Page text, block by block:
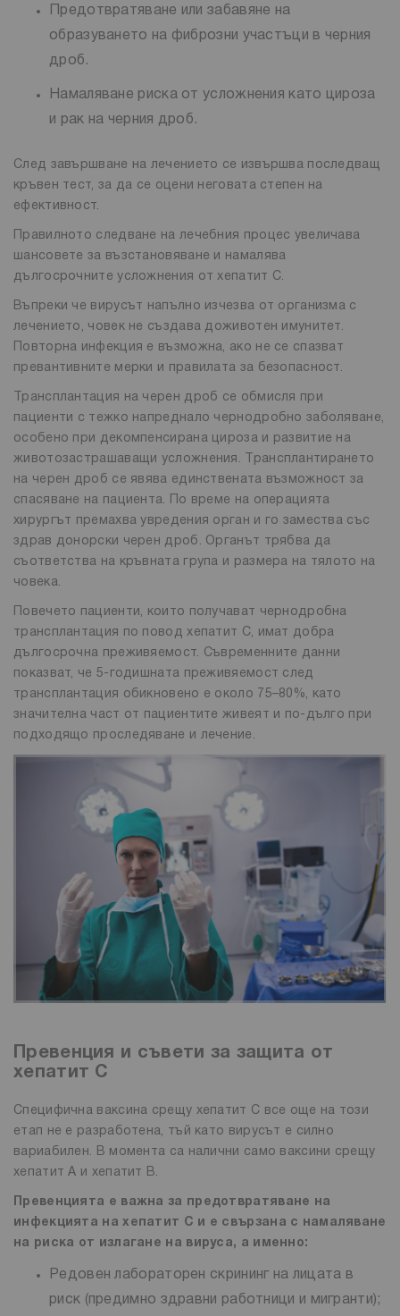
Предотвратяване или забавяне на
образуването на фиброзни участъци в черния
дроб.
Намаляване риска от усложнения като цироза
и рак на черния дроб.
След завършване на лечението се извършва последващ
кръвен тест, за да се оцени неговата степен на
ефективност.
Правилното следване на лечебния процес увеличава
шансовете за възстановяване и намалява
дългосрочните усложнения от хепатит C.
Въпреки че вирусът напълно изчезва от организма с
лечението, човек не създава доживотен имунитет.
Повторна инфекция е възможна, ако не се спазват
превантивните мерки и правилата за безопасност.
Трансплантация на черен дроб се обмисля при
пациенти с тежко напреднало чернодробно заболяване,
особено при декомпенсирана цироза и развитие на
животозастрашаващи усложнения. Трансплантирането
на черен дроб се явява единствената възможност за
спасяване на пациента. По време на операцията
хирургът премахва увредения орган и го замества със
здрав донорски черен дроб. Органът трябва да
съответства на кръвната група и размера на тялото на
човека.
Повечето пациенти, които получават чернодробна
трансплантация по повод хепатит C, имат добра
дългосрочна преживяемост. Съвременните данни
показват, че 5-годишната преживяемост след
трансплантация обикновено е около 75–80%, като
значителна част от пациентите живеят и по-дълго при
подходящо проследяване и лечение.
Превенция и съвети за защита от
хепатит С
Специфична ваксина срещу хепатит C все още на този
етап не е разработена, тъй като вирусът е силно
вариабилен. В момента са налични само ваксини срещу
хепатит А и хепатит В.
Превенцията е важна за предотвратяване на
инфекцията на хепатит C и е свързана с намаляване
на риска от излагане на вируса, а именно:
Редовен лабораторен скрининг на лицата в
риск (предимно здравни работници и мигранти);